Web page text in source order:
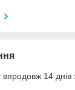
14 днів